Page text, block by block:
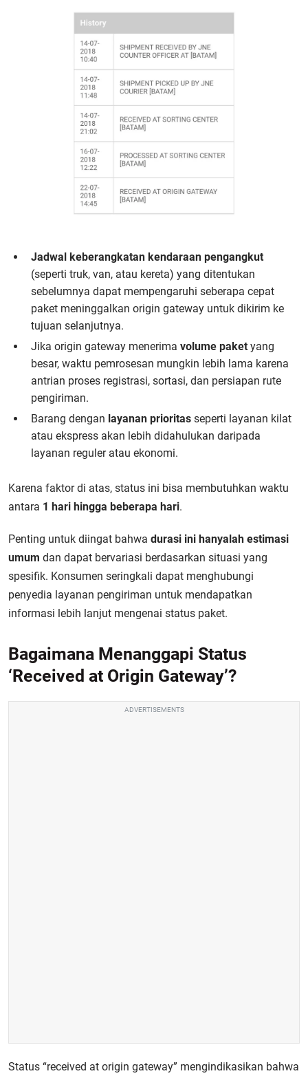
Jadwal keberangkatan kendaraan pengangkut
(seperti truk, van, atau kereta) yang ditentukan
sebelumnya dapat mempengaruhi seberapa cepat
paket meninggalkan origin gateway untuk dikirim ke
tujuan selanjutnya.
Jika origin gateway menerima volume paket yang
besar, waktu pemrosesan mungkin lebih lama karena
antrian proses registrasi, sortasi, dan persiapan rute
pengiriman.
Barang dengan layanan prioritas seperti layanan kilat
atau ekspress akan lebih didahulukan daripada
layanan reguler atau ekonomi.
Karena faktor di atas, status ini bisa membutuhkan waktu
antara 1 hari hingga beberapa hari.
Penting untuk diingat bahwa durasi ini hanyalah estimasi
umum dan dapat bervariasi berdasarkan situasi yang
spesifik. Konsumen seringkali dapat menghubungi
penyedia layanan pengiriman untuk mendapatkan
informasi lebih lanjut mengenai status paket.
Bagaimana Menanggapi Status
‘Received at Origin Gateway’?
ADVERTISEMENTS
Status “received at origin gateway” mengindikasikan bahwa